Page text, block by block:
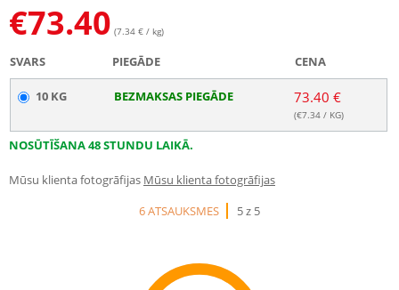
€73.40 (7.34 € / kg)
SVARS PIEGĀDE CENA
10 KG BEZMAKSAS PIEGĀDE 73.40 €
(€7.34 / KG)
NOSŪTĪŠANA 48 STUNDU LAIKĀ.
Mūsu klienta fotogrāfijas Mūsu klienta fotogrāfijas
6 ATSAUKSMES
5 z 5